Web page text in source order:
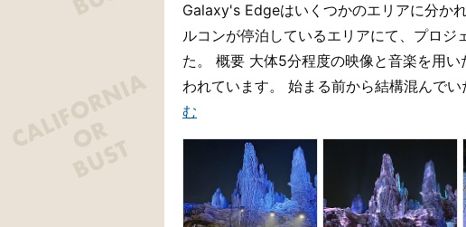
Galaxy's Edgeはいくつかのエリアに分か
ルコンが停泊しているエリアにて、プロ
た。 概要 大体5分程度の映像と音楽を用
われています。 始まる前から結構混んで
む